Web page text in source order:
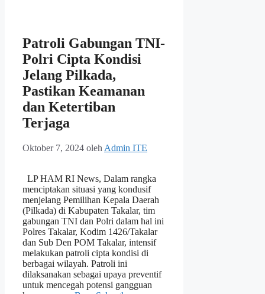
Patroli Gabungan TNI-
Polri Cipta Kondisi
Jelang Pilkada,
Pastikan Keamanan
dan Ketertiban
Terjaga
Oktober 7, 2024 oleh Admin ITE
LP HAM RI News, Dalam rangka
menciptakan situasi yang kondusif
menjelang Pemilihan Kepala Daerah
(Pilkada) di Kabupaten Takalar, tim
gabungan TNI dan Polri dalam hal ini
Polres Takalar, Kodim 1426/Takalar
dan Sub Den POM Takalar, intensif
melakukan patroli cipta kondisi di
berbagai wilayah. Patroli ini
dilaksanakan sebagai upaya preventif
untuk mencegah potensi gangguan